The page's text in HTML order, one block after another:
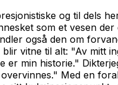
og til dels
som et vesen
også den om
vitne til alt: "Av mitt
er min historie."
Med en